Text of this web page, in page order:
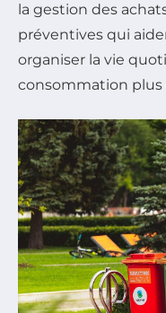
la gestion des
préventives qui
organiser la vie
consommation plus